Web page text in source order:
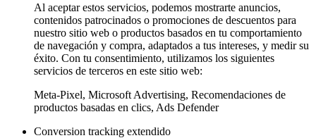
Al aceptar estos servicios, podemos mostrarte anuncios,
contenidos patrocinados o promociones de descuentos para
nuestro sitio web o productos basados en tu comportamiento
de navegación y compra, adaptados a tus intereses, y medir su
éxito. Con tu consentimiento, utilizamos los siguientes
servicios de terceros en este sitio web:
Meta-Pixel, Microsoft Advertising, Recomendaciones de
productos basadas en clics, Ads Defender
Conversion tracking extendido